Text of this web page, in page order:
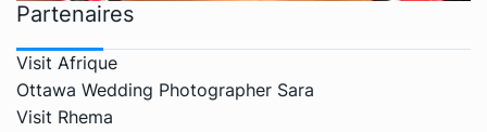
Partenaires
Visit Afrique
Ottawa Wedding Photographer Sara
Visit Rhema